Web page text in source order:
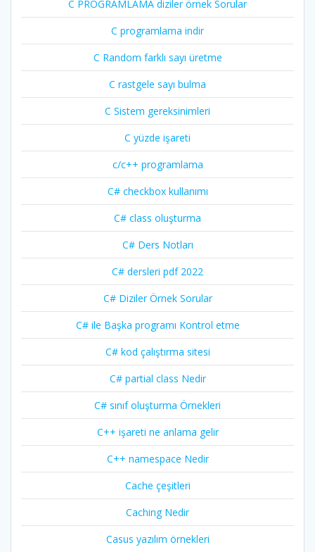
C PROGRAMLAMA diziler örnek Sorular
C programlama indir
C Random farklı sayı üretme
C rastgele sayı bulma
C Sistem gereksinimleri
C yüzde işareti
c/c++ programlama
C# checkbox kullanımı
C# class oluşturma
C# Ders Notları
C# dersleri pdf 2022
C# Diziler Örnek Sorular
C# ile Başka programı Kontrol etme
C# kod çalıştırma sitesi
C# partial class Nedir
C# sınıf oluşturma Örnekleri
C++ işareti ne anlama gelir
C++ namespace Nedir
Cache çeşitleri
Caching Nedir
Casus yazılım örnekleri